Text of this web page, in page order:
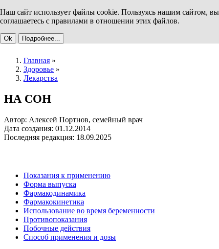
Наш сайт использует файлы cookie. Пользуясь нашим сайтом, вы
соглашаетесь с правилами в отношении этих файлов.
Ok Подробнее...
Главная »
Здоровье »
Лекарства
НА СОН
Автор: Алексей Портнов, семейный врач
Дата создания: 01.12.2014
Последняя редакция: 18.09.2025
Показания к применению
Форма выпуска
Фармакодинамика
Фармакокинетика
Использование во время беременности
Противопоказания
Побочные действия
Способ применения и дозы